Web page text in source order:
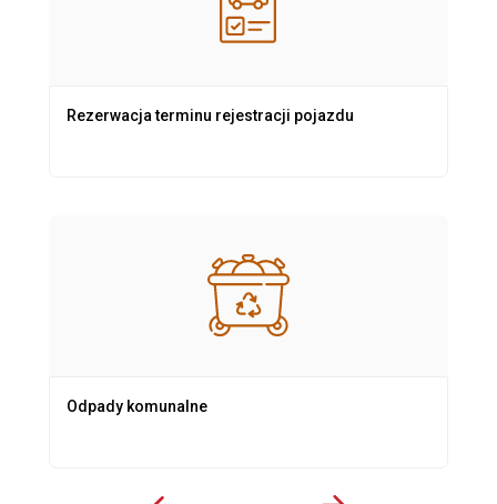
Rezerwacja terminu rejestracji pojazdu
Odpady komunalne